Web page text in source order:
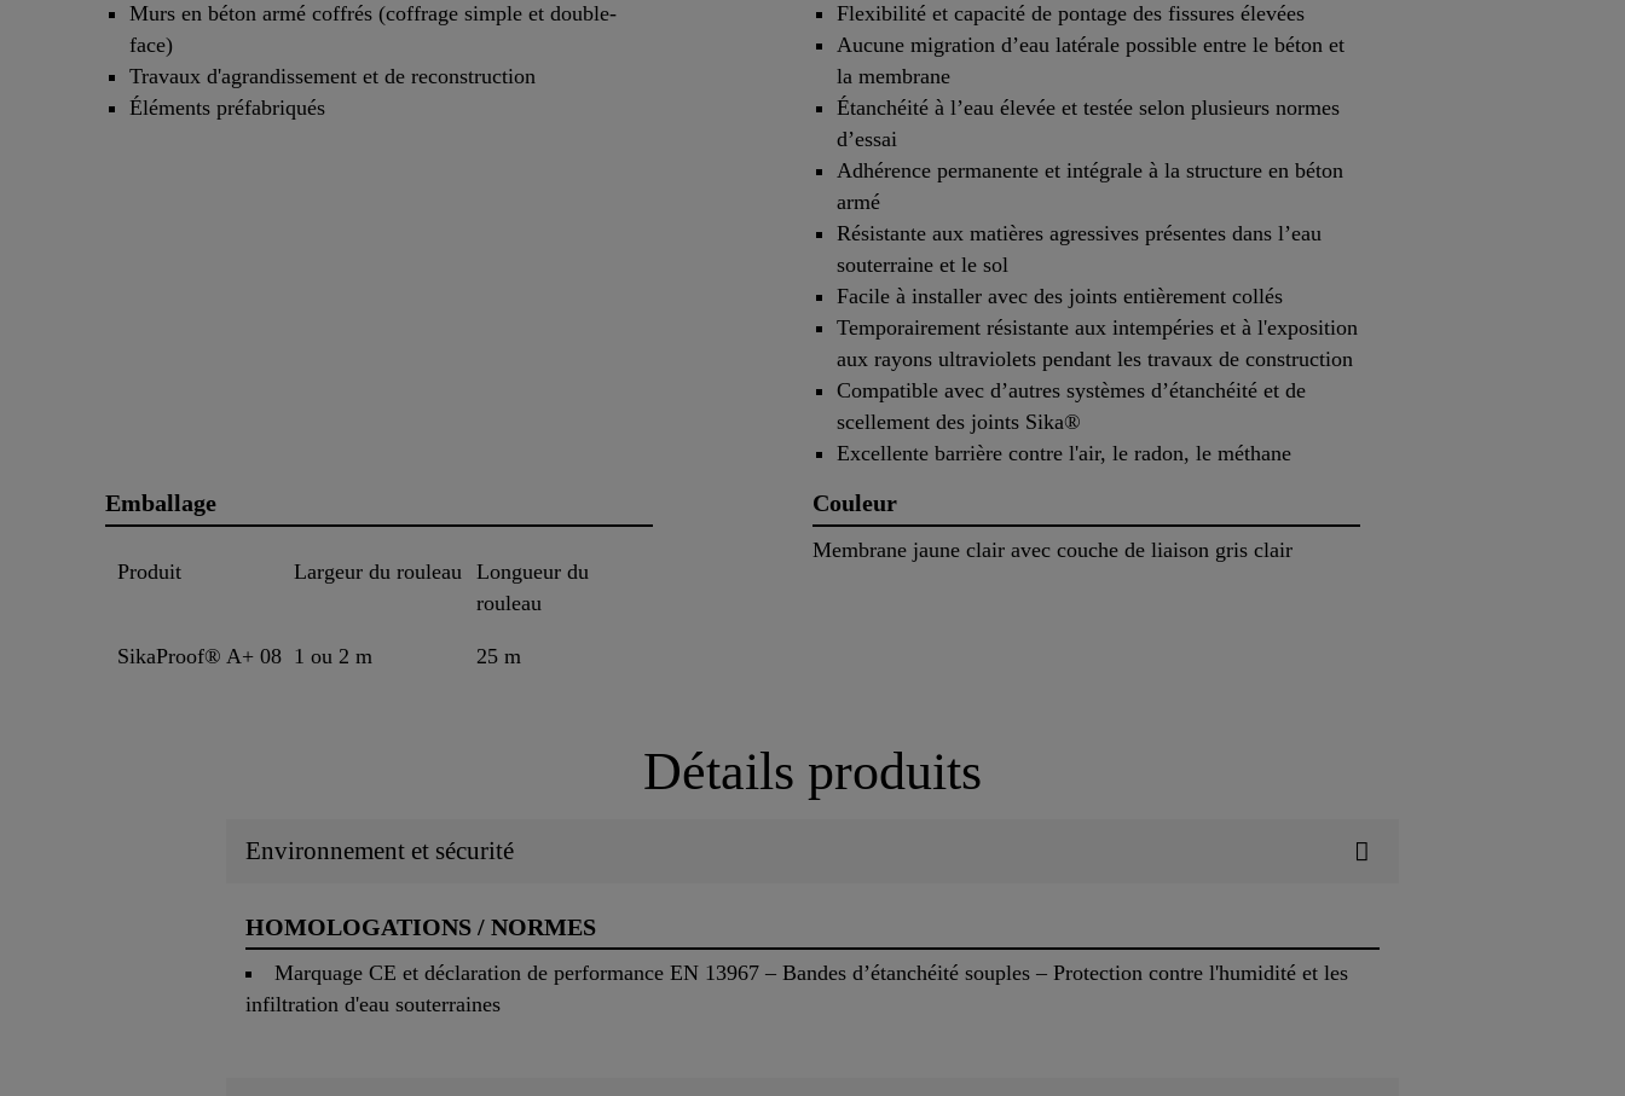
Murs en béton armé coffrés (coffrage simple et double-
face)
Travaux d'agrandissement et de reconstruction
Éléments préfabriqués
Flexibilité et capacité de pontage des fissures élevées
Aucune migration d’eau latérale possible entre le béton et
la membrane
Étanchéité à l’eau élevée et testée selon plusieurs normes
d’essai
Adhérence permanente et intégrale à la structure en béton
armé
Résistante aux matières agressives présentes dans l’eau
souterraine et le sol
Facile à installer avec des joints entièrement collés
Temporairement résistante aux intempéries et à l'exposition
aux rayons ultraviolets pendant les travaux de construction
Compatible avec d’autres systèmes d’étanchéité et de
scellement des joints Sika®
Excellente barrière contre l'air, le radon, le méthane
Emballage
Produit Largeur du rouleau Longueur du
rouleau
SikaProof® A+ 08 1 ou 2 m 25 m
Couleur
Membrane jaune clair avec couche de liaison gris clair
Détails produits
Environnement et sécurité
HOMOLOGATIONS / NORMES
Marquage CE et déclaration de performance EN 13967 – Bandes d’étanchéité souples – Protection contre l'humidité et les
infiltration d'eau souterraines